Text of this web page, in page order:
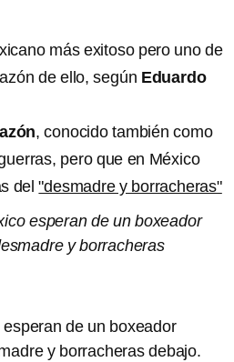
más exitoso pero uno de
de ello, según Eduardo
, conocido también como
pero que en México
del"desmadre y borracheras"
esperan de un boxeador
y borracheras
de un boxeador
y borracheras debajo.